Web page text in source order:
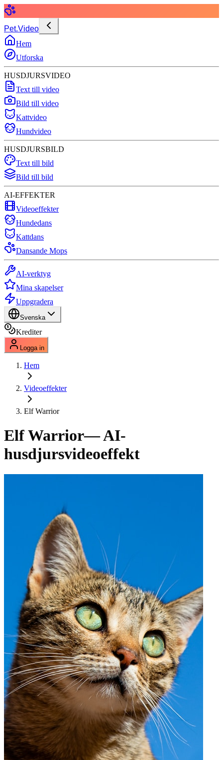
Pet.Video
Hem
Utforska
HUSDJURSVIDEO
Text till video
Bild till video
Kattvideo
Hundvideo
HUSDJURSBILD
Text till bild
Bild till bild
AI-EFFEKTER
Videoeffekter
Hundedans
Kattdans
Dansande Mops
AI-verktyg
Mina skapelser
Uppgradera
Svenska
Krediter
Logga in
Hem
Videoeffekter
Elf Warrior
Elf Warrior— AI-
husdjursvideoeffekt